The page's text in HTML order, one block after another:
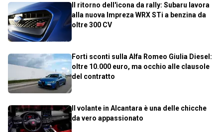
Il ritorno dell'icona da rally: Subaru lavora
alla nuova Impreza WRX STi a benzina da
oltre 300 CV
Forti sconti sulla Alfa Romeo Giulia Diesel:
oltre 10.000 euro, ma occhio alle clausole
del contratto
Il volante in Alcantara è una delle chicche
da vero appassionato